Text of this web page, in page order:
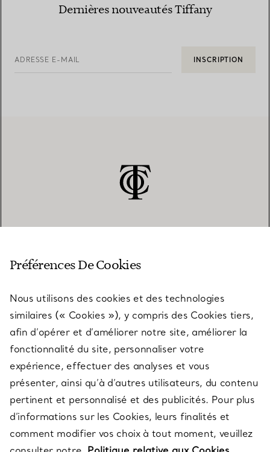
Dernières nouveautés Tiffany
ADRESSE E-MAIL INSCRIPTION
SERVICES
À PROPOS
QUESTIONS LÉGALES
SUIVEZ-NOUS
Préférences De Cookies
Nous utilisons des cookies et des technologies
similaires (« Cookies »), y compris des Cookies tiers,
afin d’opérer et d’améliorer notre site, améliorer la
fonctionnalité du site, personnaliser votre
expérience, effectuer des analyses et vous
présenter, ainsi qu’à d’autres utilisateurs, du contenu
pertinent et personnalisé et des publicités. Pour plus
d’informations sur les Cookies, leurs finalités et
comment modifier vos choix à tout moment, veuillez